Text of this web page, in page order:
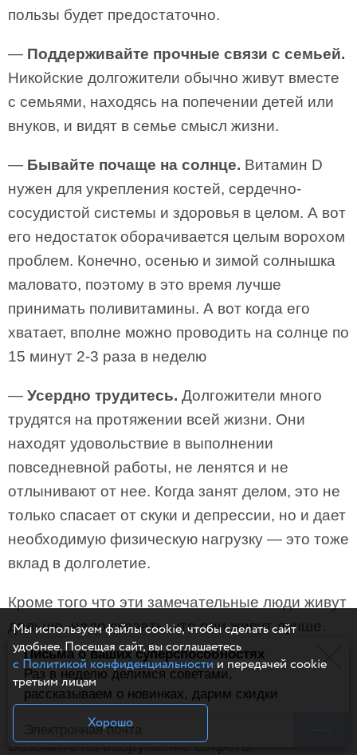
пользы будет предостаточно.
— Поддерживайте прочные связи с семьей.
Никойские долгожители обычно живут вместе
с семьями, находясь на попечении детей или
внуков, и видят в семье смысл жизни.
— Бывайте почаще на солнце. Витамин D
нужен для укрепления костей, сердечно-
сосудистой системы и здоровья в целом. А вот
его недостаток оборачивается целым ворохом
проблем. Конечно, осенью и зимой солнышка
маловато, поэтому в это время лучше
принимать поливитамины. А вот когда его
хватает, вполне можно проводить на солнце по
15 минут 2-3 раза в неделю
— Усердно трудитесь. Долгожители много
трудятся на протяжении всей жизни. Они
находят удовольствие в выполнении
повседневной работы, не ленятся и не
отлынивают от нее. Когда занят делом, это не
только спасает от скуки и депрессии, но и дает
необходимую физическую нагрузку — это тоже
вклад в долголетие.
Кроме того что эти замечательные люди живут
дольше, надо сказать, что они живут лучше.
Просыпаются с утра, вдохновленные целью, с
удовольствием общаются с окружающими,
активны и деятельны, наслаждаются жизнью и
радуются мелочам. Кстати, среди нет нытиков.
Возьмите на вооружение секреты
Письма о ваших суперспособностях
Раз в неделю делимся советами,
рассказываем о новинках, дарим скидки
Мы используем файлы cookie, чтобы сделать сайт
удобнее. Посещая сайт, вы соглашаетесь
с Политикой конфиденциальностии передачей cookie
третьим лицам
Хорошо